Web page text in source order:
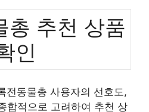
총 추천 상품
인
전동물총 사용자의 선호도,
합적으로 고려하여 추천 상